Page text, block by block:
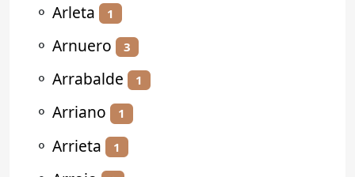
⚬ Arleta 1
⚬ Arnuero 3
⚬ Arrabalde 1
⚬ Arriano 1
⚬ Arrieta 1